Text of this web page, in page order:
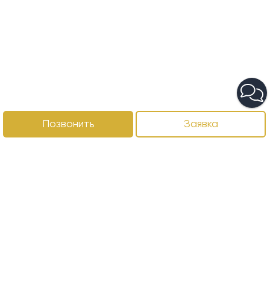
Позвонить Заявка